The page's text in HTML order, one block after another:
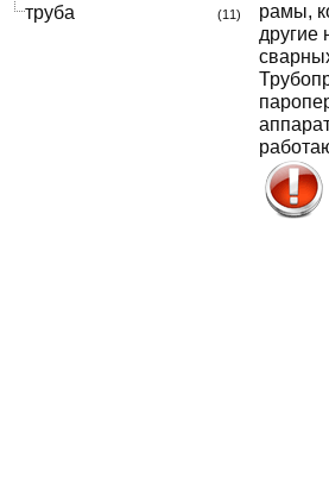
труба
(11)
рамы,
другие